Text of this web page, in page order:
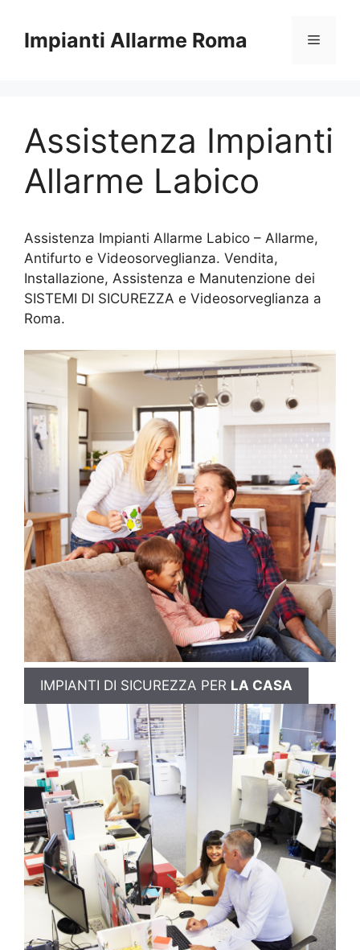
contenuto
Impianti Allarme Roma Menu
Assistenza Impianti
Allarme Labico
Assistenza Impianti Allarme Labico – Allarme,
Antifurto e Videosorveglianza. Vendita,
Installazione, Assistenza e Manutenzione dei
SISTEMI DI SICUREZZA e Videosorveglianza a
Roma.
IMPIANTI DI SICUREZZA PER LA CASA